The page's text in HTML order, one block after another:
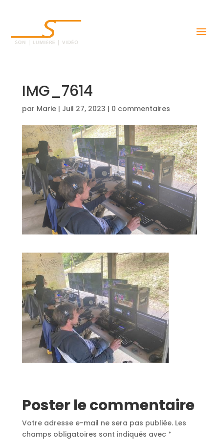
IMG_7614
par Marie| Juil 27, 2023 | 0 commentaires
Poster le commentaire
Votre adresse e-mail ne sera pas publiée. Les
champs obligatoires sont indiqués avec *